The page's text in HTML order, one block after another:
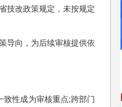
技改政策规定，未按规定
导向，为后续审核提供依
性成为审核重点;跨部门